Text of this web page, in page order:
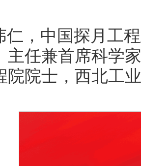
仁，中国探月工
主任兼首席科学
院院士，西北工